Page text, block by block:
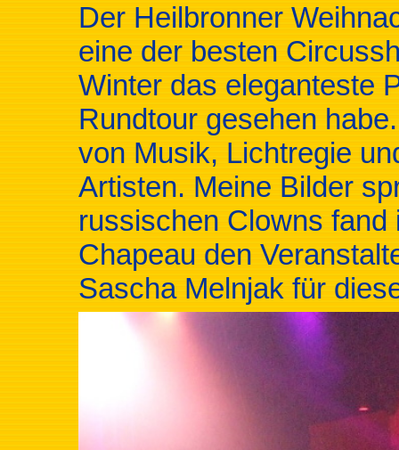
Der Heilbronner
eine der besten
Winter das eleganteste
Rundtour gesehen
von Musik, Lichtregie
Artisten. Meine Bilder
russischen Clowns
Chapeau den
Sascha Melnjak für